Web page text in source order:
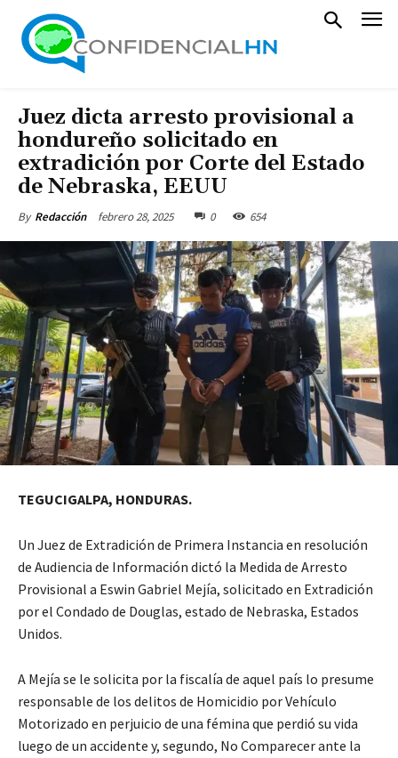
Juez dicta arresto provisional a
hondureño solicitado en
extradición por Corte del Estado
de Nebraska, EEUU
By Redacción febrero 28, 2025 0 654
TEGUCIGALPA, HONDURAS.
Un Juez de Extradición de Primera Instancia en resolución
de Audiencia de Información dictó la Medida de Arresto
Provisional a Eswin Gabriel Mejía, solicitado en Extradición
por el Condado de Douglas, estado de Nebraska, Estados
Unidos.
A Mejía se le solicita por la fiscalía de aquel país lo presume
responsable de los delitos de Homicidio por Vehículo
Motorizado en perjuicio de una fémina que perdió su vida
luego de un accidente y, segundo, No Comparecer ante la